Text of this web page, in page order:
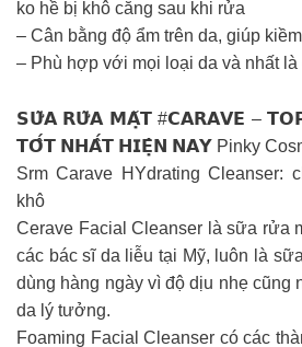
ko hề bị khô căng sau khi rửa
– Cân bằng độ ẩm trên da, giúp
– Phù hợp với mọi loại da và nhất là
𝗦𝗨̛̃𝗔 𝗥𝗨̛̃𝗔 𝗠𝗔̣̆𝗧 #𝗖𝗔𝗥𝗔𝗩𝗘 –
𝗧𝗢̂́𝗧 𝗡𝗛𝗔̂́𝗧 𝗛𝗜𝗘̣̂𝗡 𝗡𝗔𝗬 Pinky
Srm Carave HYdrating Cleanser:
khô
Cerave Facial Cleanser là sữa rửa
các bác sĩ da liễu tại Mỹ, luôn là
dùng hàng ngày vì độ dịu nhẹ cũng
da lý tưởng.
Foaming Facial Cleanser có các